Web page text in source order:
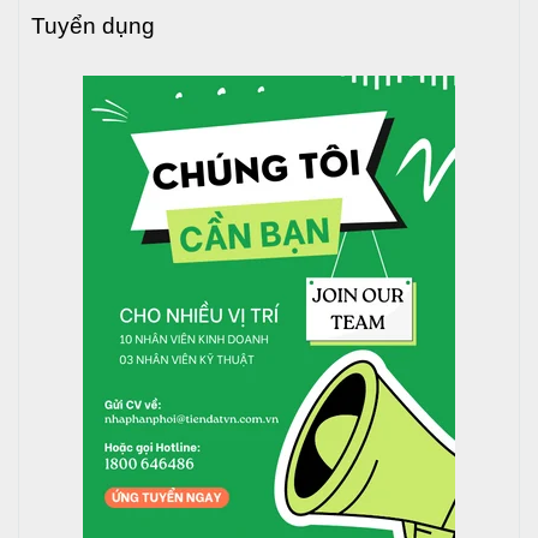
lỗ bắt vít nở.
tránh rung lắc trong quá trình sử dụng.
Bước 8: Hoàn thành lắp đặt
Kiểm tra lại toàn bộ các khớp nối, chân đế, vị trí đặt
bồn để đảm bảo an toàn.
Xả nước thử để kiểm tra độ chắc chắn và khả năng
hoạt động của bồn.
Với quy trình lắp đặt đúng kỹ thuật, bồn nước inox Toàn Mỹ
sẽ vận hành ổn định, an toàn và bền bỉ theo thời gian.
Tuyển dụng